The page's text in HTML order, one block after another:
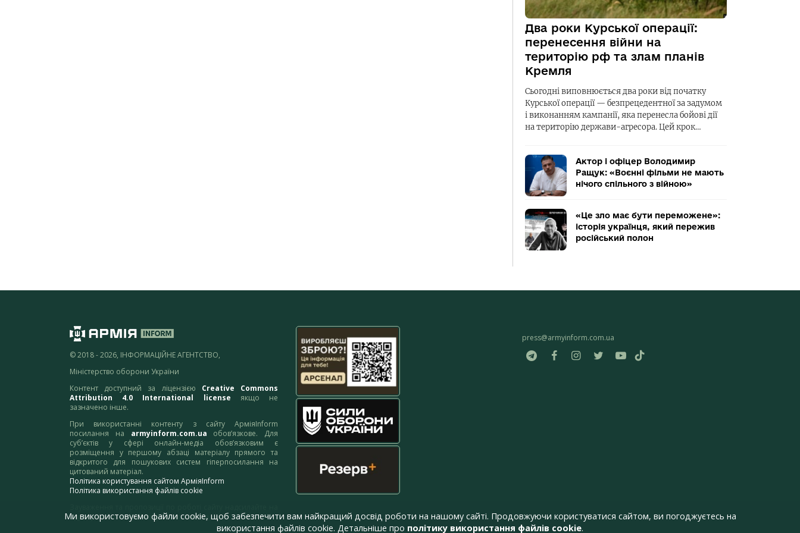
Два роки Курської операції:
перенесення війни на
територію рф та злам планів
Кремля
Сьогодні виповнюється два роки від початку
Курської операції — безпрецедентної за задумом
і виконанням кампанії, яка перенесла бойові дії
на територію держави-агресора. Цей крок…
Актор і офіцер Володимир
Ращук: «Воєнні фільми не мають
нічого спільного з війною»
«Це зло має бути переможене»:
історія українця, який пережив
російський полон
© 2018 - 2026, ІНФОРМАЦІЙНЕ АГЕНТСТВО,
Міністерство оборони України
Контент доступний за ліцензією Creative Commons
Attribution 4.0 International license якщо не
зазначено інше.
При використанні контенту з сайту АрміяInform
посилання на armyinform.com.ua обов’язкове. Для
суб’єктів у сфері онлайн-медіа обов’язковим є
розміщення у першому абзаці матеріалу прямого та
відкритого для пошукових систем гіперпосилання на
цитований матеріал.
Політика користування сайтом АрміяInform
Політика використання файлів cookie
адресу:webmaster@armyinform.com.ua
press@armyinform.com.ua
Ми використовуємо файли cookie, щоб забезпечити вам найкращий досвід роботи на нашому сайті. Продовжуючи користуватися сайтом, ви погоджуєтесь на
використання файлів cookie. Детальніше про політику використання файлів cookie.